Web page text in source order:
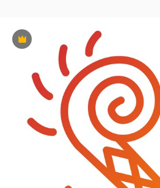
Premium